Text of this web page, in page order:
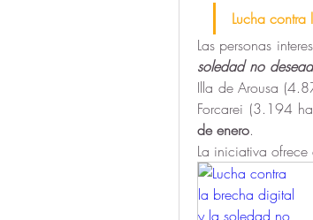
Lucha
Las personas
soledad no
Illa de Arousa
Forcarei (3.194
de enero.
La iniciativa